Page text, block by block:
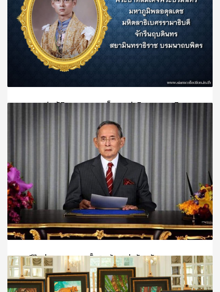
PUBLISHED IN สมเด็จพระกนิษฐาธิราชเจ้า
TAGGED UNDER: สมเด็จพระกนิษฐาธิราชเจ้า กรมสมเด็จพระเทพรัตนราชสุดาฯ
สยามบรมราชกุมารี, สมเด็จพระเทพรัตนราชสุดาฯ สยามบรมราชกุมารี,สมเด็จเจ้าฟ้า
ไอที,แมมโมรี่ การ์ด ยูเอสบี
พระราชประวัติ พระบาทสมเด็จพระปรมินทรมหาภูมิพล
อดุลเดช มหิตลาธิเบศรรามาธิบดี จักรีนฤบดินทร สยามิ
นทราธิราช บรมนาถบพิตร
SCADMIN
พระบาทสมเด็จพระปรมินทรมหาภูมิพลอดุลยเดช พระบาทสมเด็จพระ
PUBLISHED IN รัชกาลที่ 9
พรปีใหม่พระราชทานครั้งสุดท้ายแห่งรัชสมัยพระบาท
สมเด็จพระบรมชนกาธิเบศรมหาภูมิพลอดุลยเดชมหาราช
บรมนาถบพิตร